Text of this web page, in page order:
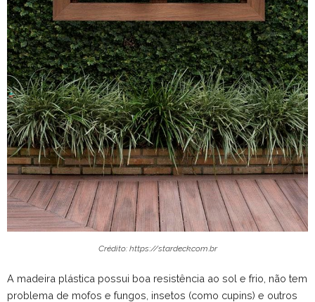
Crédito: https://stardeck.com.br
A madeira plástica possui boa resistência ao sol e frio, não tem
problema de mofos e fungos, insetos (como cupins) e outros